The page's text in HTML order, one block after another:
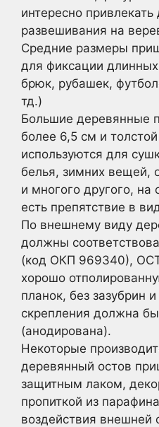
интересно
развешивания на
Средние размеры
для фиксации
брюк, рубашек,
тд.)
Большие деревянные
более 6,5 см и
используются для
белья, зимних вещей,
и многого другого, на
есть препятствие в
По внешнему виду
должны
(код ОКП 969340),
хорошо
планок, без зазубрин
скрепления должна
(анодирована).
Некоторые
деревянный остов
защитным лаком,
пропиткой из
воздействия внешней